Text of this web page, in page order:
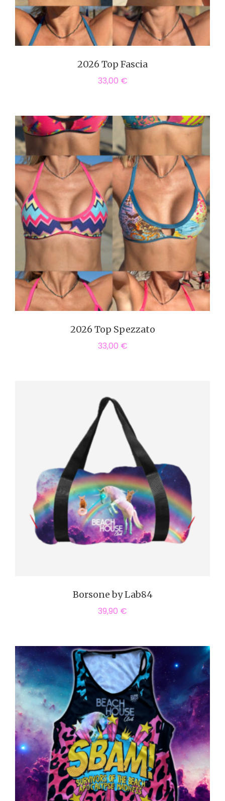
2026 Top Fascia
33,00 €
2026 Top Spezzato
33,00 €
Borsone by Lab84
39,90 €